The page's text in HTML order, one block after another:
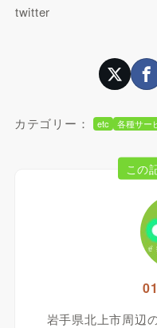
twitter
カテゴリー： etc 各種サー
この
岩手県北上市周辺